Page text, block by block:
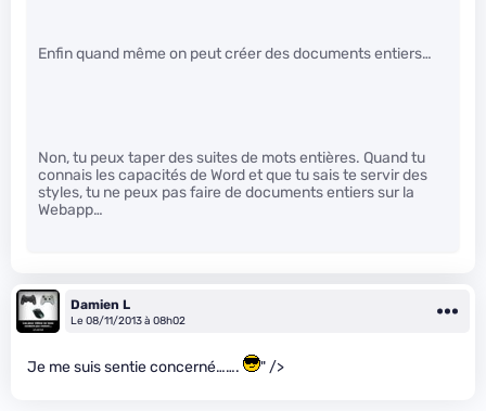
Enfin quand même on peut créer des documents entiers…
Non, tu peux taper des suites de mots entières. Quand tu
connais les capacités de Word et que tu sais te servir des
styles, tu ne peux pas faire de documents entiers sur la
Webapp…
Damien L
Le 08/11/2013 à 08h02
Je me suis sentie concerné……. " />